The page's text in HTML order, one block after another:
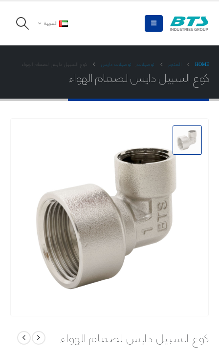
العربية
HOME المتجر توصیلات, توصیلات دایس کوع السبیل دایس لصمام الهواء
کوع السبیل دایس لصمام الهواء
کوع السبیل دایس لصمام الهواء